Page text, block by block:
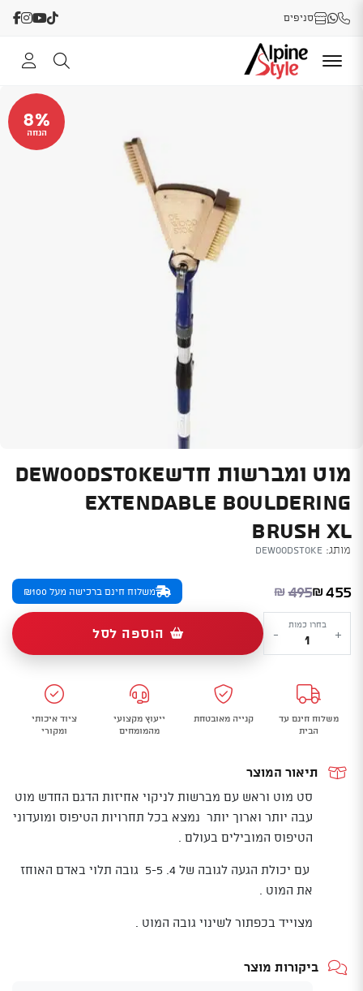
סניפים
מוט ומברשות חדשDEWOODSTOKE
EXTENDABLE BOULDERING
BRUSH XL
מותג: deWoodstoke
8%
הנחה
₪ 495
המחיר המקורי היה: ₪495.
₪ 455
המחיר הנוכחי הוא: ₪455. משלוח חינם ברכישה מעל ₪100
+
כמות
של
ומברשות
חדשDEWOODSTOKE
Extendable
brush
בחרו כמות
- הוספה לסל
משלוח חינם עד
הבית
קנייה מאובטחת
ייעוץ מקצועי
מהמומחים
ציוד איכותי
ומקורי
תיאור המוצר
סט מוט וראש עם מברשות לניקוי אחיזות הדגם החדש מוט
עבה יותר וארוך יותר נמצא בכל תחרויות הטיפוס ומועדוני
הטיפוס המובילים בעולם .
עם יכולת הגעה לגובה של 4. 5-5 גובה תלוי באדם האוחז
את המוט .
מצוייד בכפתור לשינוי גובה המוט .
ביקורות מוצר